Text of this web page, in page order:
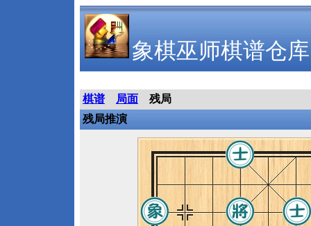
象棋巫师棋谱仓库
棋谱 局面
残局
残局推演